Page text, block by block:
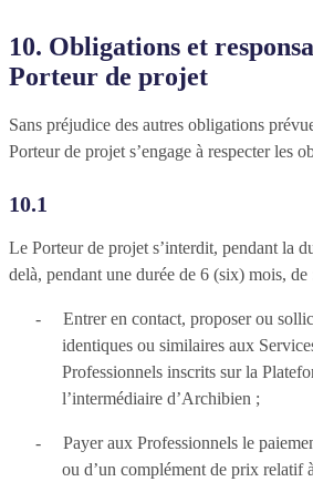
10. Obligations et
Porteur de projet
Sans préjudice des autres obligations
Porteur de projet s’engage à respecter les
10.1
Le Porteur de projet s’interdit, pendant la
delà, pendant une durée de 6 (six) mois, de
-
Entrer en contact, proposer ou
identiques ou similaires aux
Professionnels inscrits sur la
l’intermédiaire d’Archibien ;
-
Payer aux Professionnels le
ou d’un complément de prix relatif